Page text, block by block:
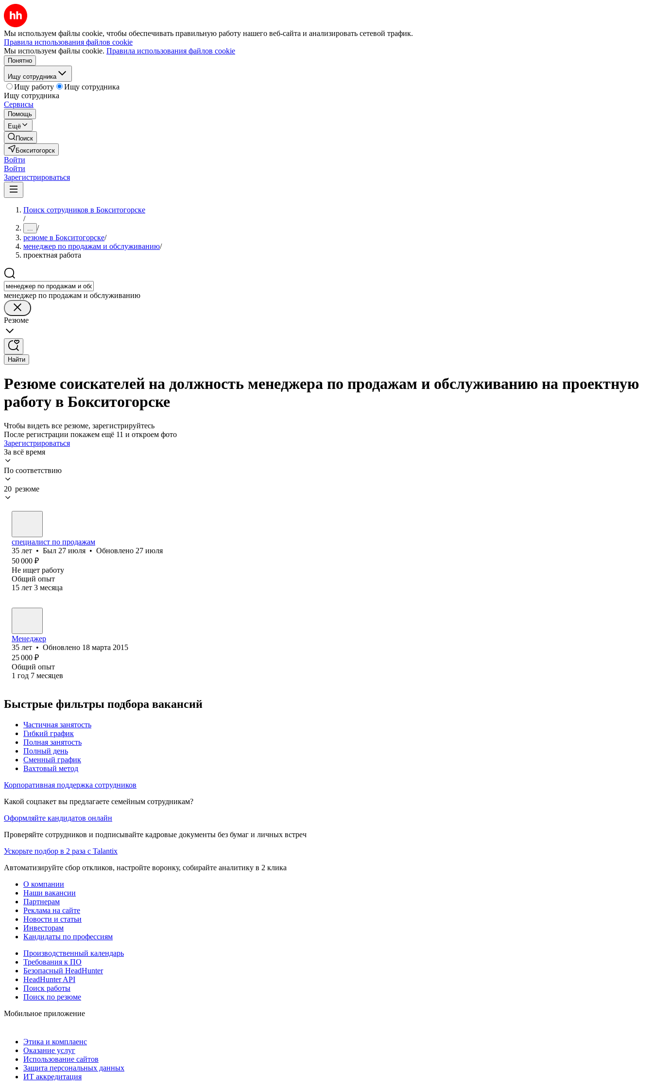
Мы используем файлы cookie, чтобы обеспечивать правильную работу нашего веб-сайта и анализировать сетевой трафик.
Правила использования файлов cookie
Мы используем файлы cookie. Правила использования файлов cookie
Понятно
Ищу сотрудника
Ищу работу
Ищу сотрудника
Ищу сотрудника
Сервисы
Помощь
Ещё
Поиск
Бокситогорск
Войти
Войти
Зарегистрироваться
Поиск сотрудников в Бокситогорске
/
... /
резюме в Бокситогорске/
менеджер по продажам и обслуживанию/
проектная работа
менеджер по продажам и обслуживанию
Резюме
Найти
Резюме соискателей на должность менеджера по продажам и обслуживанию на проектную
работу в Бокситогорске
Чтобы видеть все резюме, зарегистрируйтесь
После регистрации покажем ещё 11 и откроем фото
Зарегистрироваться
За всё время
По соответствию
20 резюме
специалист по продажам
35 лет • Был 27 июля • Обновлено 27 июля
50 000 ₽
Не ищет работу
Общий опыт
15 лет 3 месяца
Менеджер
35 лет • Обновлено 18 марта 2015
25 000 ₽
Общий опыт
1 год 7 месяцев
Быстрые фильтры подбора вакансий
Частичная занятость
Гибкий график
Полная занятость
Полный день
Сменный график
Вахтовый метод
Корпоративная поддержка сотрудников
Какой соцпакет вы предлагаете семейным сотрудникам?
Оформляйте кандидатов онлайн
Проверяйте сотрудников и подписывайте кадровые документы без бумаг и личных встреч
Ускорьте подбор в 2 раза с Talantix
Автоматизируйте сбор откликов, настройте воронку, собирайте аналитику в 2 клика
О компании
Наши вакансии
Партнерам
Реклама на сайте
Новости и статьи
Инвесторам
Кандидаты по профессиям
Производственный календарь
Требования к ПО
Безопасный HeadHunter
HeadHunter API
Поиск работы
Поиск по резюме
Мобильное приложение
Этика и комплаенс
Оказание услуг
Использование сайтов
Защита персональных данных
ИТ аккредитация